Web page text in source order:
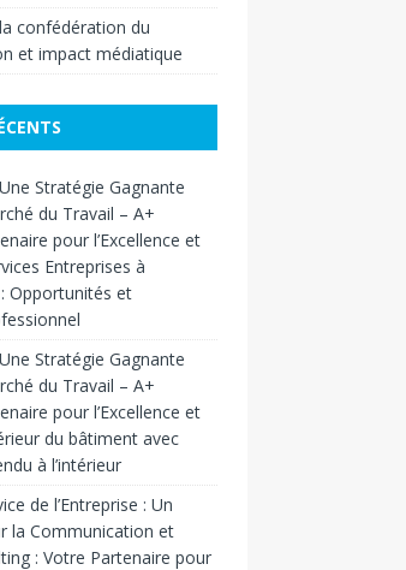
confédération du
et impact médiatique
Stratégie Gagnante
du Travail – A+
pour l’Excellence et
Entreprises à
Opportunités et
Stratégie Gagnante
du Travail – A+
pour l’Excellence et
du bâtiment avec
à l’intérieur
de l’Entreprise : Un
la Communication et
: Votre Partenaire pour